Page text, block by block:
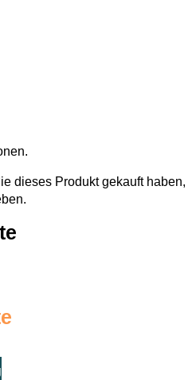
dieses Produkt gekauft haben,